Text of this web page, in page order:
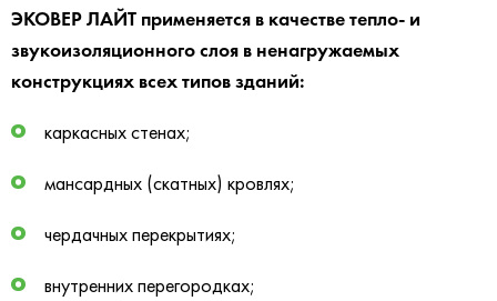
ЭКОВЕР ЛАЙТ применяется в качестве тепло- и
звукоизоляционного слоя в ненагружаемых
конструкциях всех типов зданий:
каркасных стенах;
мансардных (скатных) кровлях;
чердачных перекрытиях;
внутренних перегородках;